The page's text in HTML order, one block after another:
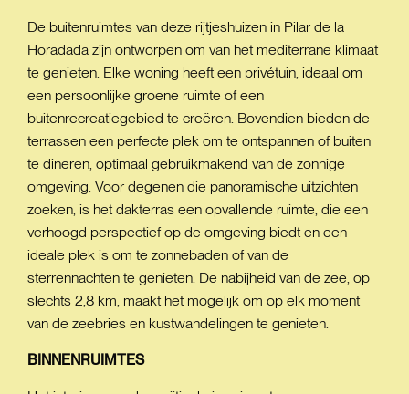
De buitenruimtes van deze rijtjeshuizen in Pilar de la
Horadada zijn ontworpen om van het mediterrane klimaat
te genieten. Elke woning heeft een privétuin, ideaal om
een persoonlijke groene ruimte of een
buitenrecreatiegebied te creëren. Bovendien bieden de
terrassen een perfecte plek om te ontspannen of buiten
te dineren, optimaal gebruikmakend van de zonnige
omgeving. Voor degenen die panoramische uitzichten
zoeken, is het dakterras een opvallende ruimte, die een
verhoogd perspectief op de omgeving biedt en een
ideale plek is om te zonnebaden of van de
sterrennachten te genieten. De nabijheid van de zee, op
slechts 2,8 km, maakt het mogelijk om op elk moment
van de zeebries en kustwandelingen te genieten.
BINNENRUIMTES